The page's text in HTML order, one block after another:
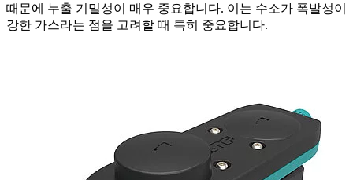
때문에 누출 기밀성이 매우 중요합니다. 이는 수소가 폭발성이
강한 가스라는 점을 고려할 때 특히 중요합니다.